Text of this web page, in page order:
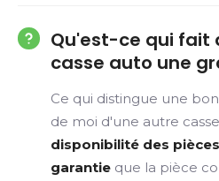
Qu'est-ce qui fait
casse auto une
Ce qui distingue une
de moi d'une autre
disponibilité des
garantie que la pièce